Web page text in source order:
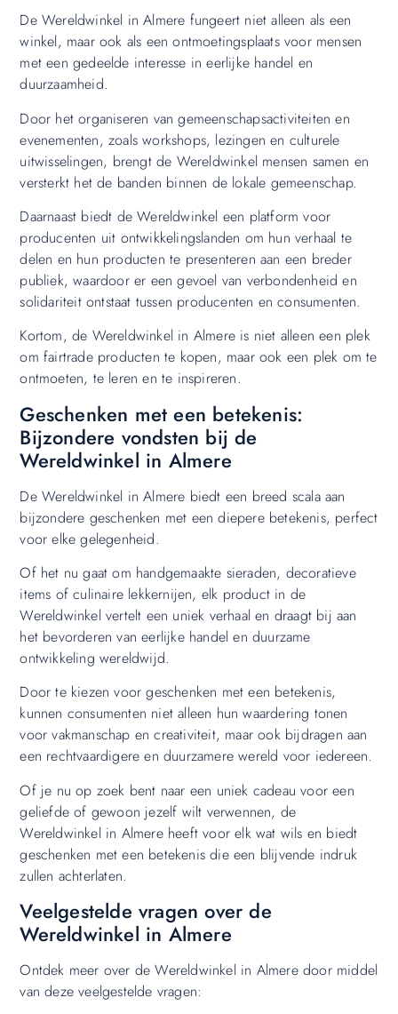
De Wereldwinkel in Almere fungeert niet alleen als een
winkel, maar ook als een ontmoetingsplaats voor mensen
met een gedeelde interesse in eerlijke handel en
duurzaamheid.
Door het organiseren van gemeenschapsactiviteiten en
evenementen, zoals workshops, lezingen en culturele
uitwisselingen, brengt de Wereldwinkel mensen samen en
versterkt het de banden binnen de lokale gemeenschap.
Daarnaast biedt de Wereldwinkel een platform voor
producenten uit ontwikkelingslanden om hun verhaal te
delen en hun producten te presenteren aan een breder
publiek, waardoor er een gevoel van verbondenheid en
solidariteit ontstaat tussen producenten en consumenten.
Kortom, de Wereldwinkel in Almere is niet alleen een plek
om fairtrade producten te kopen, maar ook een plek om te
ontmoeten, te leren en te inspireren.
Geschenken met een betekenis:
Bijzondere vondsten bij de
Wereldwinkel in Almere
De Wereldwinkel in Almere biedt een breed scala aan
bijzondere geschenken met een diepere betekenis, perfect
voor elke gelegenheid.
Of het nu gaat om handgemaakte sieraden, decoratieve
items of culinaire lekkernijen, elk product in de
Wereldwinkel vertelt een uniek verhaal en draagt bij aan
het bevorderen van eerlijke handel en duurzame
ontwikkeling wereldwijd.
Door te kiezen voor geschenken met een betekenis,
kunnen consumenten niet alleen hun waardering tonen
voor vakmanschap en creativiteit, maar ook bijdragen aan
een rechtvaardigere en duurzamere wereld voor iedereen.
Of je nu op zoek bent naar een uniek cadeau voor een
geliefde of gewoon jezelf wilt verwennen, de
Wereldwinkel in Almere heeft voor elk wat wils en biedt
geschenken met een betekenis die een blijvende indruk
zullen achterlaten.
Veelgestelde vragen over de
Wereldwinkel in Almere
Ontdek meer over de Wereldwinkel in Almere door middel
van deze veelgestelde vragen: